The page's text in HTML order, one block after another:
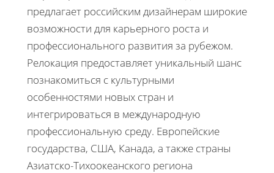
предлагает российским дизайнерам широкие
возможности для карьерного роста и
профессионального развития за рубежом.
Релокация предоставляет уникальный шанс
познакомиться с культурными
особенностями новых стран и
интегрироваться в международную
профессиональную среду. Европейские
государства, США, Канада, а также страны
Азиатско-Тихоокеанского региона